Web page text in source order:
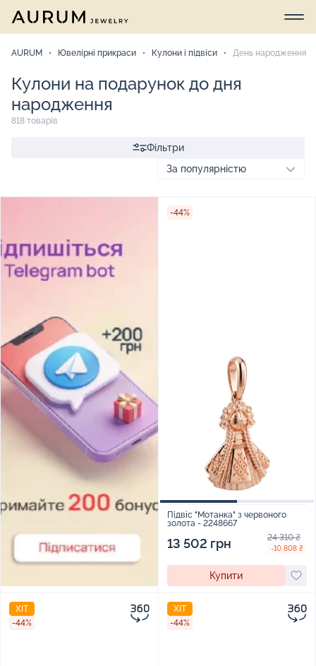
AURUM Ювелірні прикраси Кулони і підвіси День народження
Кулони на подарунок до дня
народження
818 товарів
Фільтри
-44%
Підвіс "Мотанка" з червоного
золота - 2248667
13 502 грн 24 310 ₴
-10 808 ₴
Купити
ХІТ
-44%
ХІТ
-44%